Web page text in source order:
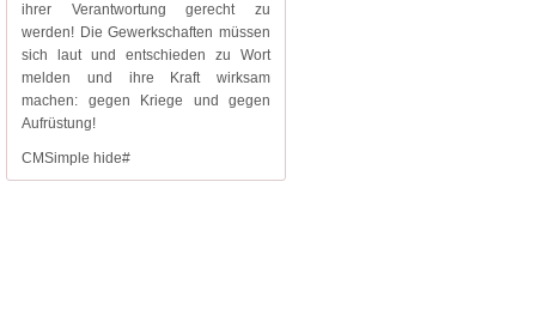
ihrer Verantwortung gerecht zu
werden! Die Gewerkschaften müssen
sich laut und entschieden zu Wort
melden und ihre Kraft wirksam
machen: gegen Kriege und gegen
Aufrüstung!
CMSimple hide#